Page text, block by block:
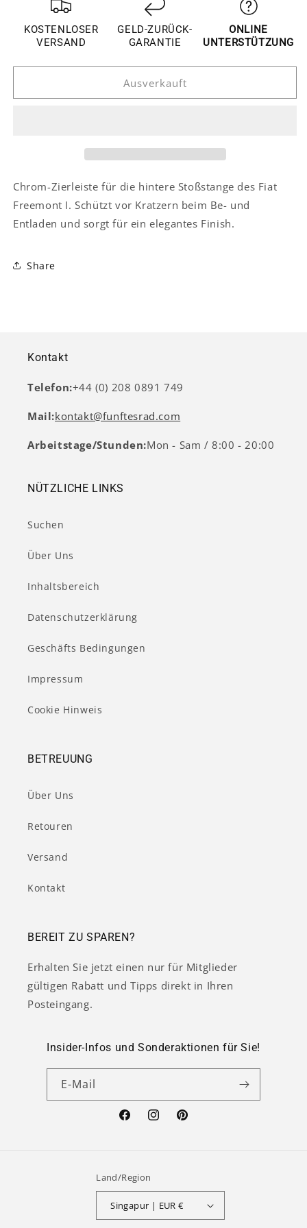
Fiat
Freemont
Chrom
Zierleiste
Fiat
Freemont
Chrom
Stoßfänger
Zierleiste
KOSTENLOSER
VERSAND
GELD-ZURÜCK-
GARANTIE
ONLINE
UNTERSTÜTZUNG
Ausverkauft
Chrom-Zierleiste für die hintere Stoßstange des Fiat
Freemont I. Schützt vor Kratzern beim Be- und
Entladen und sorgt für ein elegantes Finish.
Share
Kontakt
Telefon:+44 (0) 208 0891 749
Mail:kontakt@funftesrad.com
Arbeitstage/Stunden:Mon - Sam / 8:00 - 20:00
NÜTZLICHE LINKS
Suchen
Über Uns
Inhaltsbereich
Datenschutzerklärung
Geschäfts Bedingungen
Impressum
Cookie Hinweis
BETREUUNG
Über Uns
Retouren
Versand
Kontakt
BEREIT ZU SPAREN?
Erhalten Sie jetzt einen nur für Mitglieder
gültigen Rabatt und Tipps direkt in Ihren
Posteingang.
Insider-Infos und Sonderaktionen für Sie!
E-Mail
FacebookInstagramPinterest
Land/Region
Singapur | EUR €